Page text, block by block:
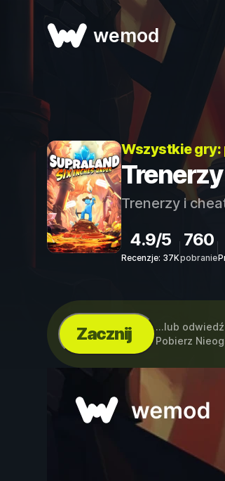
wemod
Wszystkie
Trenerzy i
4.9/5
Recenzje: 37K
760
pobranie
Zacznij ...lub
Pobierz